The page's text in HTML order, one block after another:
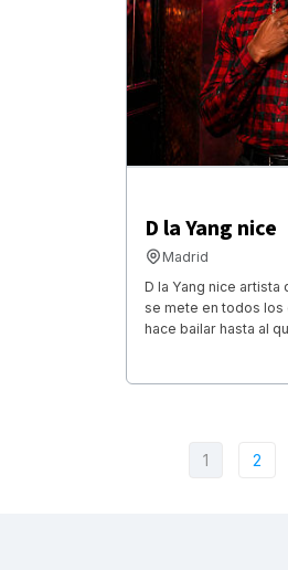
D la Yang nice
Madrid
D la Yang nice
se mete en todos los
hace bailar hasta al
1 2